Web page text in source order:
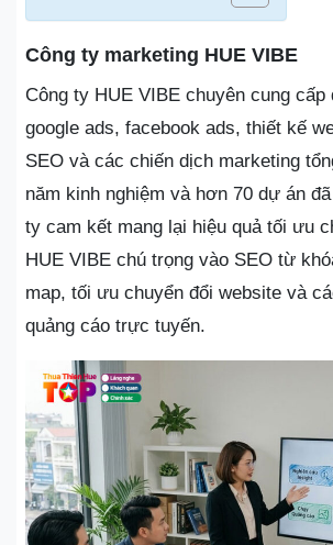
Công ty marketing HUE VIBE
Công ty HUE VIBE chuyên cung cấp
google ads, facebook ads, thiết kế
SEO và các chiến dịch marketing
năm kinh nghiệm và hơn 70 dự án
ty cam kết mang lại hiệu quả tối ưu
HUE VIBE chú trọng vào SEO từ
map, tối ưu chuyển đổi website và
quảng cáo trực tuyến.